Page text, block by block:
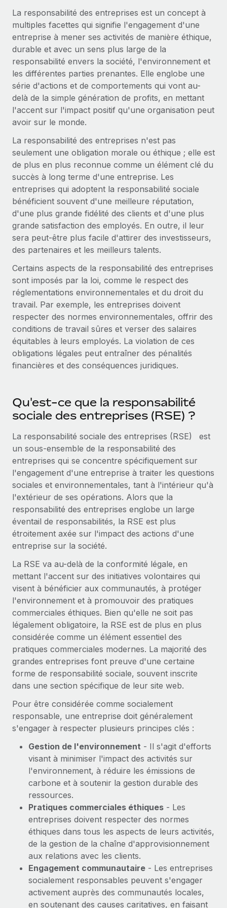
Gestion des freelances
Intégrez et gérez vos freelances partout dans le monde
PEO
Sous-traitez les opérations complexes liées à l’emploi
INFRASTRUCTURE
Intégration Remote
Intégrez vos RH aux flux de travail en toute simplicité
Plateforme
Des fonctions RH clés intégrées pour votre équipe
Connecter Nouveau
Connectez n'importe quel outil d’IA à Remote grâce à
notre MCP
Intégrations
Rationalisez vos processus avec des outils essentiels
SERVICES
Demandez aux experts
Recevez des conseils d’experts sur les RH à
l’international et la conformité
Contrôles d’antécédents
Simplifiez vos processus de présélection des
candidats
matière de conformité
Achetez et suivez vos équipements informatiques
dans le monde entier
Création d’entité
Établissez des entités rapidement et en toute
conformité
Mobilité et déménagement international
Organisez facilement le déménagement de vos
employés
Avantages sociaux
Gérez facilement les avantages sociaux
Comparer Remote
Examinez notre service par rapport aux autres
CROISSANCE
Start-ups
Des solutions agiles et internationales pour les RH et la
paie des entreprises en pleine croissance
Entreprises intermédiaires
Développez vos équipes avec des solutions RH sur
mesure
Les RH à l’international pour les grandes entreprises
TRAVAILLONS ENSEMBLE
Partenaires stratégiques de la tech
Intégrez les RH à l’international de manière flexible
Devenir partenaire
Explorez avec nous vos opportunités de partenariat
Remote Build
Bientôt disponible
ÉTUDES DE CAS
pays
Calculateur de paiement des freelances
Découvrez les devises disponibles et les vitesses de
paiement pour vos freelances internationaux
APPRENDRE AVEC REMOTE
Recherche et guides
Études de cas
Glossaire RH
Checklists et modèles
Descriptions de postes
Webinaires
Événements
Salle de presse
Données sur les salaires et les talents
Centre de ressources
Obtenir de l’aide
Voir toutes les ressources
BLOG
EOR et PEO
Taxes
Explorer le blog
BLOG
Mises à jour des produits de Remote :
Intégrations Gusto et Xero et Gestion des
freelances Plus
Remote a toujours pour mission d'aider les entreprises de
toute taille à embaucher, gérer et payer...
En savoir plus
Comment Phiture gère ses 55 employés
répartis dans 19 pays grâce à Remote
Phiture, un leader notable du conseil en matière de
croissance mobile internationale, encourage les...
En savoir plus
Nederlands
Français
Deutsch
Español
Italiano
Português (Portugal)
日本語
한국어
中文（简体）
Connexion
La responsabilité des entreprises est un concept à
multiples facettes qui signifie l'engagement d'une
entreprise à mener ses activités de manière éthique,
durable et avec un sens plus large de la
responsabilité envers la société, l'environnement et
les différentes parties prenantes. Elle englobe une
série d'actions et de comportements qui vont au-
delà de la simple génération de profits, en mettant
l'accent sur l'impact positif qu'une organisation peut
avoir sur le monde.
La responsabilité des entreprises n'est pas
seulement une obligation morale ou éthique ; elle est
de plus en plus reconnue comme un élément clé du
succès à long terme d'une entreprise. Les
entreprises qui adoptent la responsabilité sociale
bénéficient souvent d'une meilleure réputation,
d'une plus grande fidélité des clients et d'une plus
grande satisfaction des employés. En outre, il leur
sera peut-être plus facile d'attirer des investisseurs,
des partenaires et les meilleurs talents.
Certains aspects de la responsabilité des entreprises
sont imposés par la loi, comme le respect des
réglementations environnementales et du droit du
travail. Par exemple, les entreprises doivent
respecter des normes environnementales, offrir des
conditions de travail sûres et verser des salaires
équitables à leurs employés. La violation de ces
obligations légales peut entraîner des pénalités
financières et des conséquences juridiques.
Qu'est-ce que la responsabilité
sociale des entreprises (RSE) ?
La responsabilité sociale des entreprises (RSE)
est
un sous-ensemble de la responsabilité des
entreprises qui se concentre spécifiquement sur
l'engagement d'une entreprise à traiter les questions
sociales et environnementales, tant à l'intérieur qu'à
l'extérieur de ses opérations. Alors que la
responsabilité des entreprises englobe un large
éventail de responsabilités, la RSE est plus
étroitement axée sur l'impact des actions d'une
entreprise sur la société.
La RSE va au-delà de la conformité légale, en
mettant l'accent sur des initiatives volontaires qui
visent à bénéficier aux communautés, à protéger
l'environnement et à promouvoir des pratiques
commerciales éthiques. Bien qu'elle ne soit pas
légalement obligatoire, la RSE est de plus en plus
considérée comme un élément essentiel des
pratiques commerciales modernes. La majorité des
grandes entreprises font preuve d'une certaine
forme de responsabilité sociale, souvent inscrite
dans une section spécifique de leur site web.
Pour être considérée comme socialement
responsable, une entreprise doit généralement
s'engager à respecter plusieurs principes clés :
Gestion de l'environnement - Il s'agit d'efforts
visant à minimiser l'impact des activités sur
l'environnement, à réduire les émissions de
carbone et à soutenir la gestion durable des
ressources.
Pratiques commerciales éthiques - Les
entreprises doivent respecter des normes
éthiques dans tous les aspects de leurs activités,
de la gestion de la chaîne d'approvisionnement
aux relations avec les clients.
Engagement communautaire - Les entreprises
socialement responsables peuvent s'engager
activement auprès des communautés locales,
en soutenant des causes caritatives, en faisant